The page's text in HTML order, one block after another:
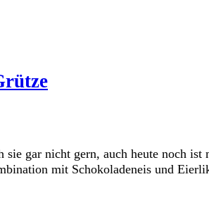
sie gar nicht gern, auch heute noch
mit Schokoladeneis und